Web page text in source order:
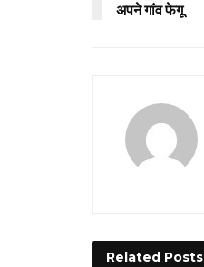
अपने गांव फेगू
Related Posts